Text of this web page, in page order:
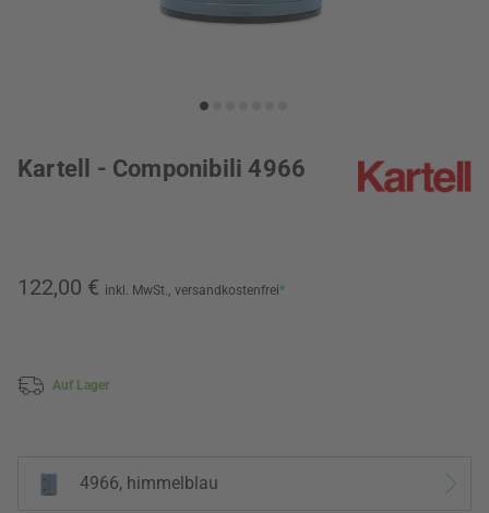
Kartell - Componibili 4966
122,00 € inkl. MwSt., versandkostenfrei*
Auf Lager
4966, himmelblau